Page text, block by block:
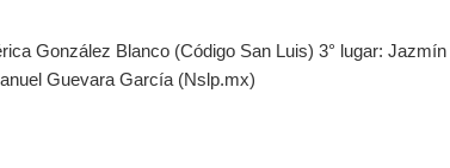
González Blanco (Código San Luis) 3° lugar: Jazmín
Guevara García (Nslp.mx)